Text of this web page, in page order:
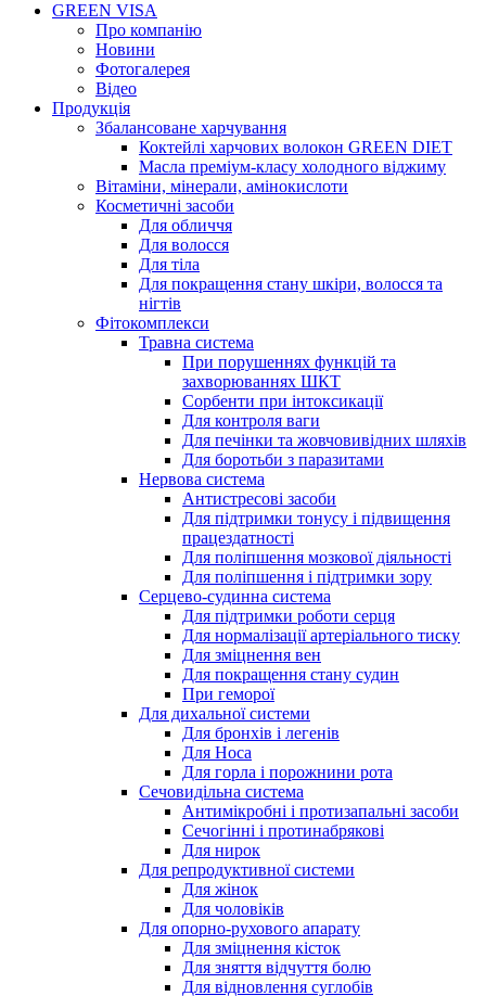
GREEN VISA
Про компанію
Новини
Фотогалерея
Відео
Продукція
Збалансоване харчування
Коктейлі харчових волокон GREEN DIET
Масла преміум-класу холодного віджиму
Вітаміни, мінерали, амінокислоти
Косметичні засоби
Для обличчя
Для волосся
Для тіла
Для покращення стану шкіри, волосся та
нігтів
Фітокомплекси
Травна система
При порушеннях функцій та
захворюваннях ШКТ
Сорбенти при інтоксикації
Для контроля ваги
Для печінки та жовчовивідних шляхів
Для боротьби з паразитами
Нервова система
Антистресові засоби
Для підтримки тонусу і підвищення
працездатності
Для поліпшення мозкової діяльності
Для поліпшення і підтримки зору
Серцево-судинна система
Для підтримки роботи серця
Для нормалізації артеріального тиску
Для зміцнення вен
Для покращення стану судин
При геморої
Для дихальної системи
Для бронхів і легенів
Для Носа
Для горла і порожнини рота
Сечовидільна система
Антимікробні і протизапальні засоби
Сечогінні і протинабрякові
Для нирок
Для репродуктивної системи
Для жінок
Для чоловіків
Для опорно-рухового апарату
Для зміцнення кісток
Для зняття відчуття болю
Для відновлення суглобів